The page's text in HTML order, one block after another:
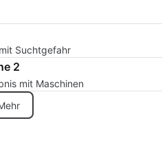
Suchtgefahr
2
mit Maschinen